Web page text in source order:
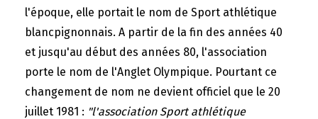
l'époque, elle portait le nom de Sport athlétique
blancpignonnais. A partir de la fin des années 40
et jusqu'au début des années 80, l'association
porte le nom de l'Anglet Olympique. Pourtant ce
changement de nom ne devient officiel que le 20
juillet 1981 : "l'association Sport athlétique